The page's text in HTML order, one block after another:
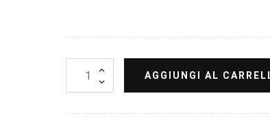
AGGIUNGI AL